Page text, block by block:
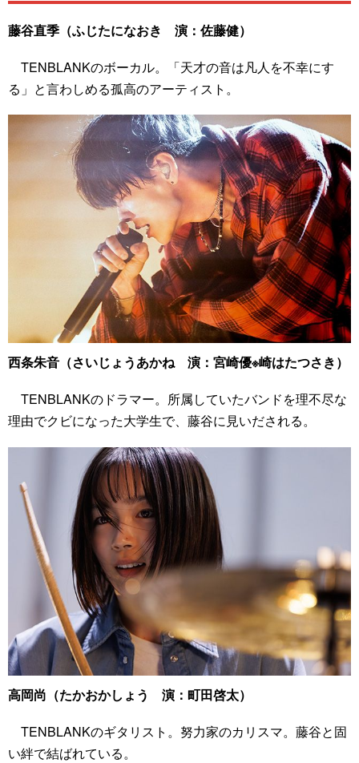
藤谷直季（ふじたになおき 演：佐藤健）
TENBLANKのボーカル。「天才の音は凡人を不幸にす
る」と言わしめる孤高のアーティスト。
西条朱音（さいじょうあかね 演：宮崎優※崎はたつさき）
TENBLANKのドラマー。所属していたバンドを理不尽な
理由でクビになった大学生で、藤谷に見いだされる。
高岡尚（たかおかしょう 演：町田啓太）
TENBLANKのギタリスト。努力家のカリスマ。藤谷と固
い絆で結ばれている。